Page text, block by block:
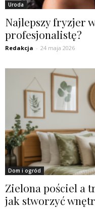
Uroda
Najlepszy fryzjer
profesjonalistę?
Redakcja - 24 maja 2026
Dom i ogród
Zielona pościel a
jak stworzyć